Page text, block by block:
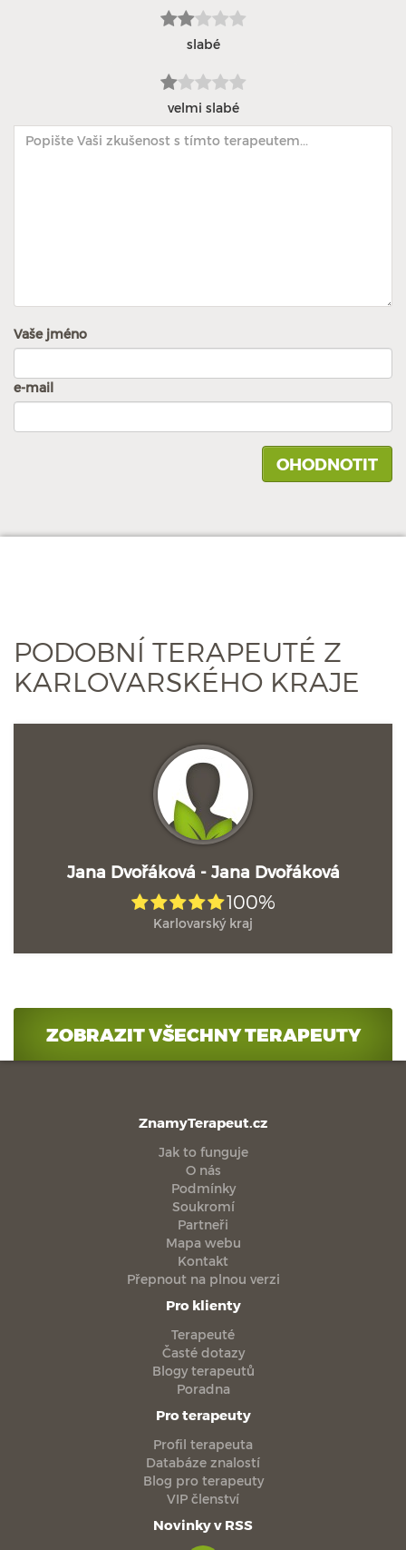
slabé
velmi slabé
Vaše jméno
e-mail
PODOBNÍ TERAPEUTÉ Z
KARLOVARSKÉHO KRAJE
Jana Dvořáková - Jana Dvořáková
100%
Karlovarský kraj
ZOBRAZIT VŠECHNY TERAPEUTY
ZnamyTerapeut.cz
Jak to funguje
O nás
Podmínky
Soukromí
Partneři
Mapa webu
Kontakt
Přepnout na plnou verzi
Pro klienty
Terapeuté
Časté dotazy
Blogy terapeutů
Poradna
Pro terapeuty
Profil terapeuta
Databáze znalostí
Blog pro terapeuty
VIP členství
Novinky v RSS